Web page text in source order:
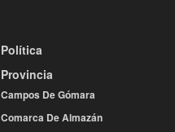
Política
Provincia
Campos De Gómara
Comarca De Almazán